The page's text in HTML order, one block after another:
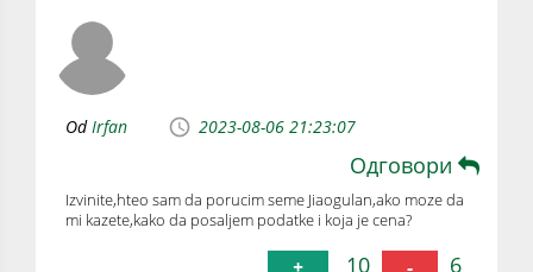
OdIrfan 2023-08-06 21:23:07
Одговори
Izvinite,hteo sam da porucim seme Jiaogulan,ako moze da
mi kazete,kako da posaljem podatke i koja je cena?
10 6